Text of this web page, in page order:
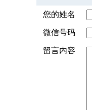
您的姓名
微信号码
留言内容